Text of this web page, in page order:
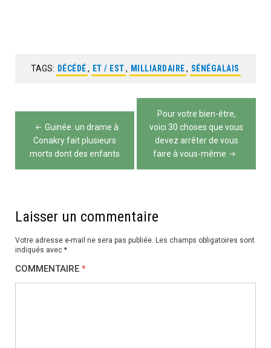
TAGS: DÉCÉDÉ, ET / EST, MILLIARDAIRE, SÉNÉGALAIS
Navigation
de
l’article
Guinée: un drame à
Conakry fait plusieurs
morts dont des enfants
Pour votre bien-être,
voici 30 choses que vous
devez arrêter de vous
faire à vous-même
Laisser un commentaire
Votre adresse e-mail ne sera pas publiée. Les champs obligatoires sont
indiqués avec *
COMMENTAIRE *